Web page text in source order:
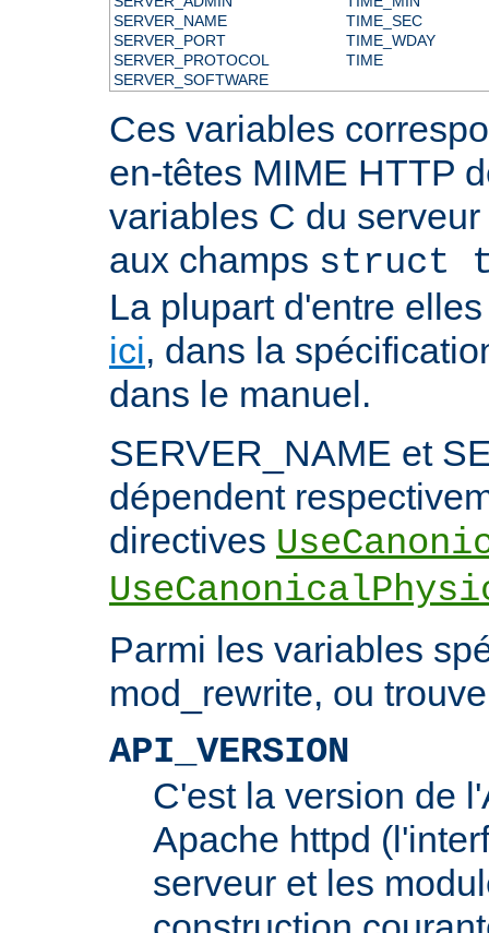
SERVER_NAME
SERVER_PORT
SERVER_PROTOCOL
SERVER_SOFTWARE
TIME_SEC
TIME_WDAY
TIME
Ces variables
en-têtes MIME HTTP
variables C du
aux champs struct
La plupart d'entre
ici, dans la
dans le manuel.
SERVER_NAME et
dépendent
directives
Parmi les variables
mod_rewrite, ou
API_VERSION
C'est la version de
Apache httpd
serveur et les